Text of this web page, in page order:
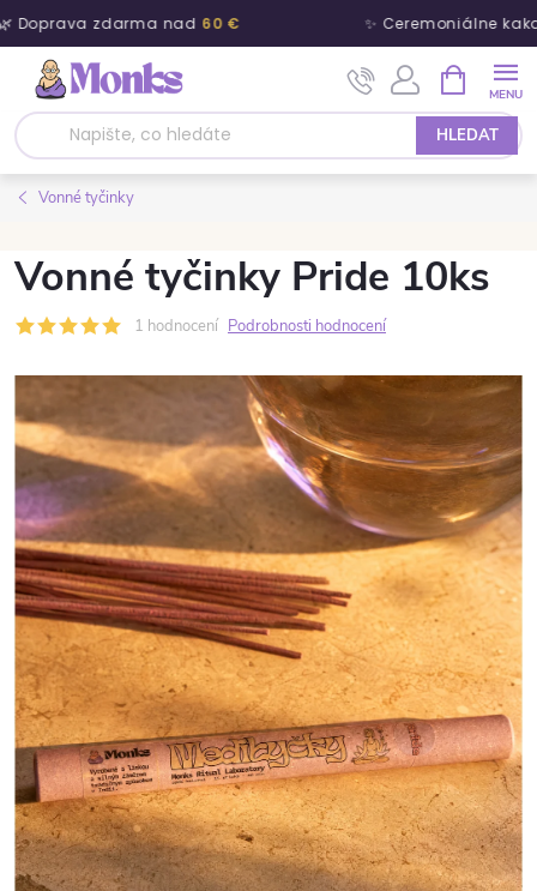
Doprava zdarma nad 60 € ✨ Ceremoniálne
Přejít na obsah
HLEDAT
Vonné tyčinky
Vonné tyčinky Pride 10ks
1 hodnocení Podrobnosti hodnocení